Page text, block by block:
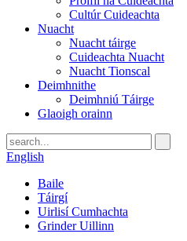
Cultúr Cuideachta
Nuacht
Nuacht táirge
Cuideachta Nuacht
Nuacht Tionscal
Deimhnithe
Deimhniú Táirge
Glaoigh orainn
English
Baile
Táirgí
Uirlisí Cumhachta
Grinder Uillinn